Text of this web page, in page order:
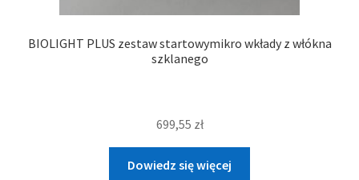
BIOLIGHT PLUS zestaw startowymikro wkłady z włókna
szklanego
699,55 zł
Dowiedz się więcej